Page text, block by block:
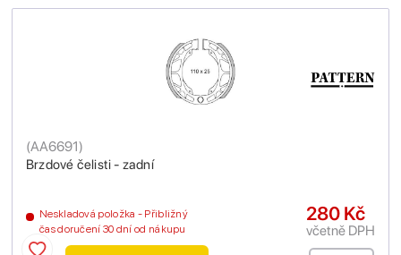
Brzdové čelisti - zadní
(AA6691)
Neskladová položka - Přibližný
čas doručení 30 dní od nákupu
280 Kč
včetně DPH